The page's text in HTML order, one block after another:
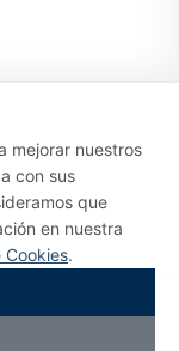
mejorar nuestros
con sus
que
en nuestra
Cookies.